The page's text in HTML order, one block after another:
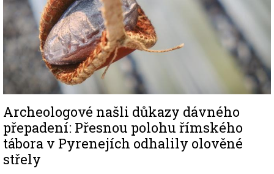
Archeologové našli důkazy dávného
přepadení: Přesnou polohu římského
tábora v Pyrenejích odhalily olověné
střely